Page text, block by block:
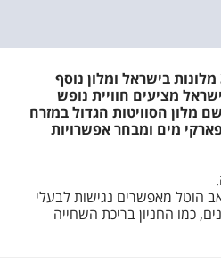
רשת קלאב הוטל מפעילה 3 מלונות בישראל ומלון נוסף
מציעים חוויית נופש
מלון הסוויטות הגדול במזרח
מים ומבחר אפשרויות
הוטל מאפשרים נגישות לבעלי
כמו החניון בריכת השחייה